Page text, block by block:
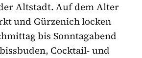
Altstadt. Auf dem Alter
und Gürzenich locken
bis Sonntagabend
Cocktail- und